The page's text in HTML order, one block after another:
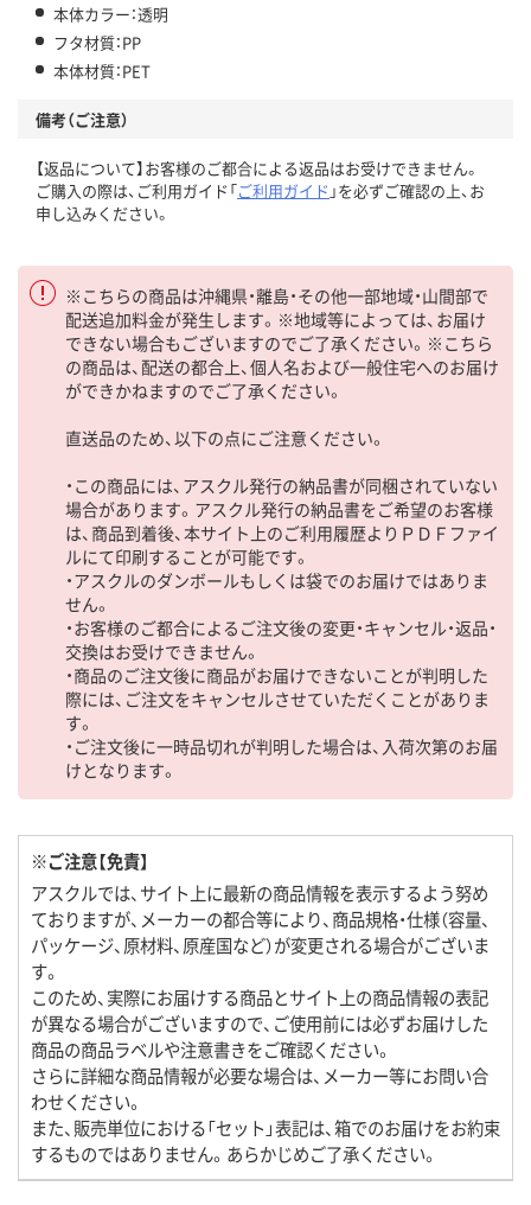
本体カラー：透明
フタ材質：PP
本体材質：PET
備考（ご注意）
【返品について】お客様のご都合による返品はお受けできません。
ご購入の際は、ご利用ガイド「ご利用ガイド 」を必ずご確認の上、お
申し込みください。
※こちらの商品は沖縄県・離島・その他一部地域・山間部で
配送追加料金が発生します。※地域等によっては、お届け
できない場合もございますのでご了承ください。※こちら
の商品は、配送の都合上、個人名および一般住宅へのお届け
ができかねますのでご了承ください。
直送品のため、以下の点にご注意ください。
・この商品には、アスクル発行の納品書が同梱されていない
場合があります。アスクル発行の納品書をご希望のお客様
は、商品到着後、本サイト上のご利用履歴よりＰＤＦファイ
ルにて印刷することが可能です。
・アスクルのダンボールもしくは袋でのお届けではありま
せん。
・お客様のご都合によるご注文後の変更・キャンセル・返品・
交換はお受けできません。
・商品のご注文後に商品がお届けできないことが判明した
際には、ご注文をキャンセルさせていただくことがありま
す。
・ご注文後に一時品切れが判明した場合は、入荷次第のお届
けとなります。
※ご注意【免責】
アスクルでは、サイト上に最新の商品情報を表示するよう努め
ておりますが、メーカーの都合等により、商品規格・仕様（容量、
パッケージ、原材料、原産国など）が変更される場合がございま
す。
このため、実際にお届けする商品とサイト上の商品情報の表記
が異なる場合がございますので、ご使用前には必ずお届けした
商品の商品ラベルや注意書きをご確認ください。
さらに詳細な商品情報が必要な場合は、メーカー等にお問い合
わせください。
また、販売単位における「セット」表記は、箱でのお届けをお約束
するものではありません。あらかじめご了承ください。